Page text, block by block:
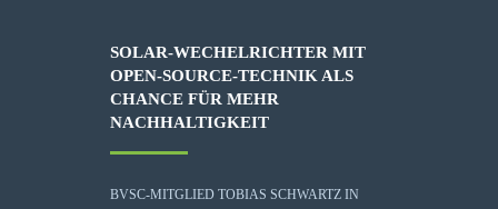
SOLAR-WECHELRICHTER MIT
OPEN-SOURCE-TECHNIK ALS
CHANCE FÜR MEHR
NACHHALTIGKEIT
BVSC-MITGLIED TOBIAS SCHWARTZ IN